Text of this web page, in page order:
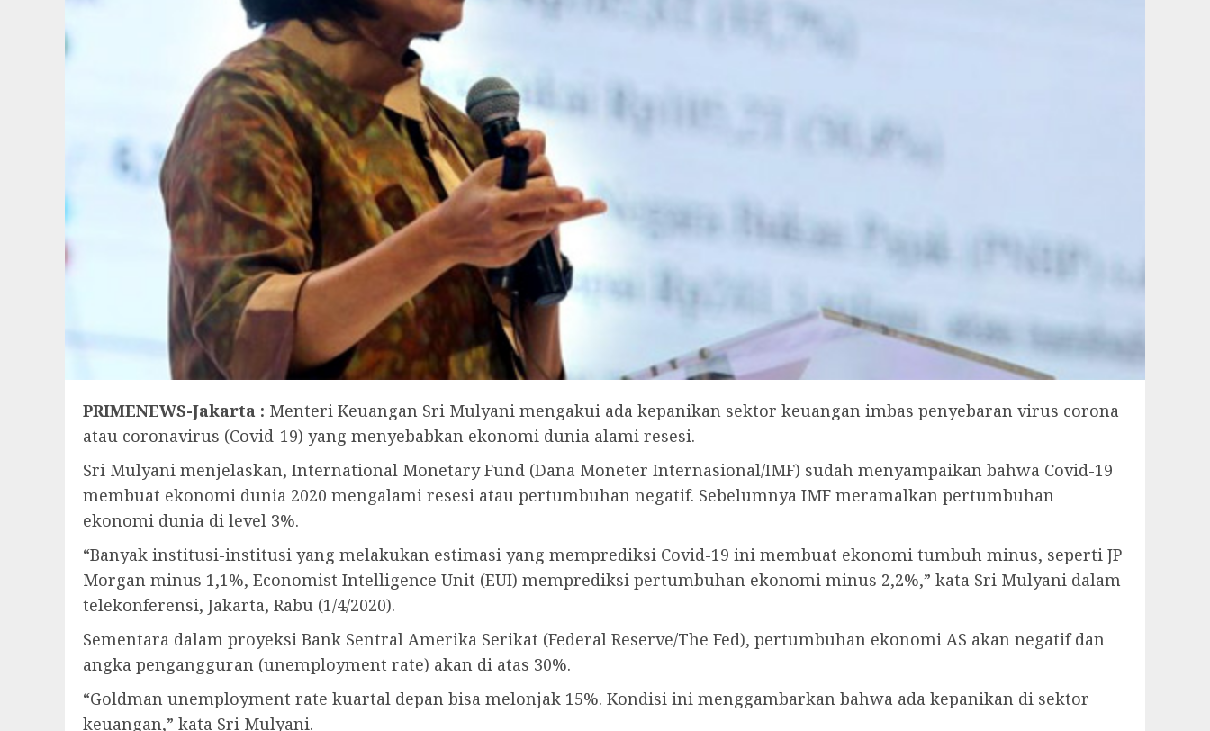
PRIMENEWS-Jakarta : Menteri Keuangan Sri Mulyani mengakui ada kepanikan sektor keuangan imbas penyebaran virus corona
atau coronavirus (Covid-19) yang menyebabkan ekonomi dunia alami resesi.
Sri Mulyani menjelaskan, International Monetary Fund (Dana Moneter Internasional/IMF) sudah menyampaikan bahwa Covid-19
membuat ekonomi dunia 2020 mengalami resesi atau pertumbuhan negatif. Sebelumnya IMF meramalkan pertumbuhan
ekonomi dunia di level 3%.
“Banyak institusi-institusi yang melakukan estimasi yang memprediksi Covid-19 ini membuat ekonomi tumbuh minus, seperti JP
Morgan minus 1,1%, Economist Intelligence Unit (EUI) memprediksi pertumbuhan ekonomi minus 2,2%,” kata Sri Mulyani dalam
telekonferensi, Jakarta, Rabu (1/4/2020).
Sementara dalam proyeksi Bank Sentral Amerika Serikat (Federal Reserve/The Fed), pertumbuhan ekonomi AS akan negatif dan
angka pengangguran (unemployment rate) akan di atas 30%.
“Goldman unemployment rate kuartal depan bisa melonjak 15%. Kondisi ini menggambarkan bahwa ada kepanikan di sektor
keuangan,” kata Sri Mulyani.